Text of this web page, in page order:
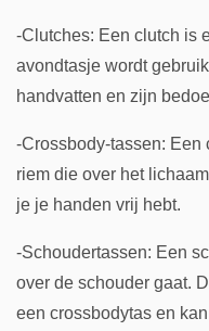
-Clutches: Een clutch is
avondtasje wordt
handvatten en zijn
-Crossbody-tassen: Een
riem die over het
je je handen vrij hebt.
-Schoudertassen: Een
over de schouder gaat.
een crossbodytas en